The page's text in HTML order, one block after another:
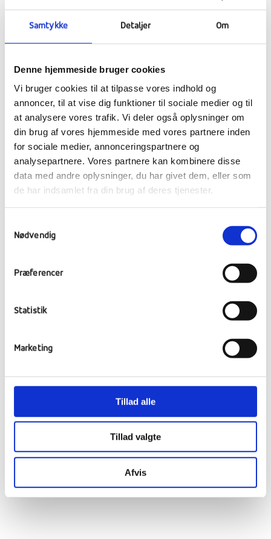
Samtykke Detaljer Om
Denne hjemmeside bruger cookies
Vi bruger cookies til at tilpasse vores indhold og
annoncer, til at vise dig funktioner til sociale medier og til
at analysere vores trafik. Vi deler også oplysninger om
din brug af vores hjemmeside med vores partnere inden
for sociale medier, annonceringspartnere og
analysepartnere. Vores partnere kan kombinere disse
data med andre oplysninger, du har givet dem, eller som
de har indsamlet fra din brug af deres tjenester.
Nødvendig
Præferencer
Statistik
Marketing
Tillad alle
Tillad valgte
Afvis
ophold/coronavirus
er færdigvaccinerede, med begrænsede
Hvis man er færdigvaccineret OG enten har
testet negativ for COVID-19 eller kan
fremvise dokumentation på at have haft
COVID og være blevet rask inden for 90 dage
(både bevis for positiv test og brev fra læge
eller sundhedsmyndighed), kan man flyve til
USA, såfremt man har engyldig ESTA eller et
Visse rejsende er undtaget fra
år, amerikanske statsborgere og personer
fuldkomne liste over undtagelser findes
Ved indrejse i USA over landegrænserne eller
via færgeterminaler er der ikke krav om
negativ COVID-19 test. Læs reglerne
Guidance for Travelers to Enter the U.S.
at Land Ports of Entry and Ferry Terminals.”